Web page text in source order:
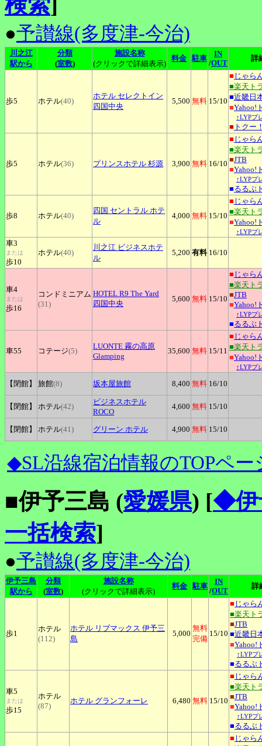
●予讃線(多度津-今治)
川之江
駅から
分類
(室数)
施設名称
(クリックで詳細表示)
料金 駐車
IN
/OUT
詳
歩5 ホテル(40)
ホテル セレクトイン
四国中央
5,500 無料 15/10
■ じゃら
■楽天ト
■近畿日
■Yahoo!
↑LYPプ
■ トクー
歩5 ホテル(36) プリンスホテル 杉源 3,900 無料 16/10
■ じゃら
■楽天ト
■JTB
■Yahoo!
↑LYPプ
■るるぶ
歩8 ホテル(40)
四国 セントラル ホテ
ル
4,000 無料 15/10
■ じゃら
■楽天ト
■Yahoo!
↑LYPプ
車3
または
歩10
ホテル(40)
川之江 ビジネスホテ
ル
5,200 有料 16/10
車4
または
歩16
コンドミニアム
(31)
HOTEL R9 The Yard
四国中央
5,600 無料 15/10
■ じゃら
■楽天ト
■JTB
■Yahoo!
↑LYPプ
■るるぶ
車55 コテージ(5)
LUONTE 霧の高原
Glamping
35,600 無料 15/11
■ じゃら
■楽天ト
■Yahoo!
↑LYPプ
【閉館】 旅館(8) 坂本屋旅館 8,400 無料 16/10
【閉館】 ホテル(42)
ビジネスホテル
ROCO
4,600 無料 15/10
【閉館】 ホテル(41) グリーン ホテル 4,900 無料 15/10
◆SL沿線宿泊情報のTOPペー
■伊予三島 (愛媛県) [◆伊
一括検索]
●予讃線(多度津-今治)
伊予三島
駅から
分類
(室数)
施設名称
(クリックで詳細表示)
料金 駐車
IN
/OUT
詳
歩1
ホテル
(112)
ホテル リブマックス 伊予三
島
5,000
無料
完備
15/10
■ じゃら
■楽天ト
■JTB
■近畿日
■Yahoo!
↑LYPプ
■るるぶ
車5
または
歩15
ホテル
(87)
ホテル グランフォーレ 6,480 無料 15/10
■ じゃら
■楽天ト
■JTB
■Yahoo!
↑LYPプ
■るるぶ
■ じゃら